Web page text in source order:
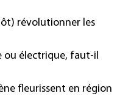
révolutionner les
ou électrique, faut-il
fleurissent en région